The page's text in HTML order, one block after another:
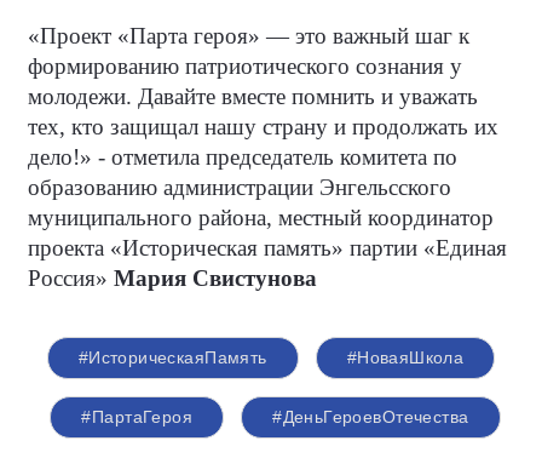
«Проект «Парта героя» — это важный шаг к
формированию патриотического сознания у
молодежи. Давайте вместе помнить и уважать
тех, кто защищал нашу страну и продолжать их
дело!» - отметила председатель комитета по
образованию администрации Энгельсского
муниципального района, местный координатор
проекта «Историческая память» партии «Единая
Россия» Мария Свистунова
#ИсторическаяПамять #НоваяШкола
#ПартаГероя #ДеньГероевОтечества